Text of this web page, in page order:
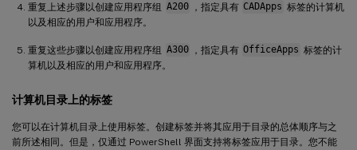
重复上述步骤以创建应用程序组 A200 ，指定具有 CADApps 标签的计算机
以及相应的用户和应用程序。
重复这些步骤以创建应用程序组 A300 ，指定具有 OfficeApps 标签的计
算机以及相应的用户和应用程序。
计算机目录上的标签
您可以在计算机目录上使用标签。创建标签并将其应用于目录的总体顺序与之
前所述相同。但是，仅通过 PowerShell 界面支持将标签应用于目录。您不能